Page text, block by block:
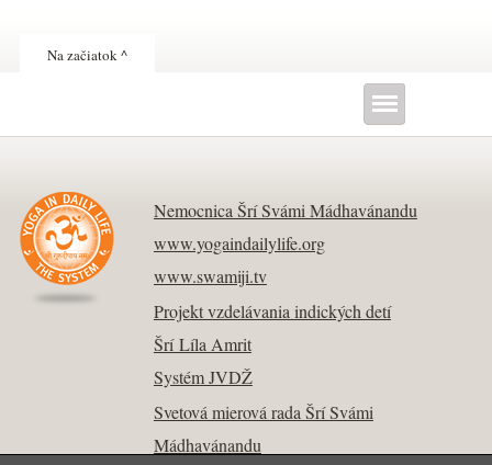
Na začiatok ^
Nemocnica Šrí Svámi Mádhavánandu
www.yogaindailylife.org
www.swamiji.tv
Projekt vzdelávania indických detí
Šrí Líla Amrit
Systém JVDŽ
Svetová mierová rada Šrí Svámi
Mádhavánandu